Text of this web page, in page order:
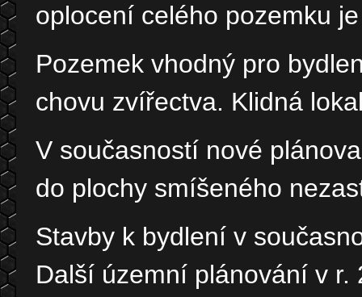
oplocení celého pozemku
Pozemek vhodný pro
chovu zvířectva. Klidná
V současností nové
do plochy smíšeného
Stavby k bydlení v
Další územní plánování v